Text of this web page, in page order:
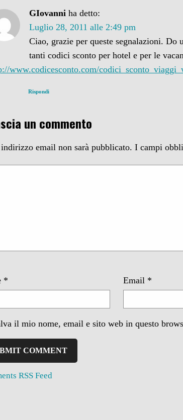
GIovanni ha detto:
Luglio 28, 2011 alle 2:49 pm
Ciao, grazie per queste segnalazioni. Do
tanti codici sconto per hotel e per le
www.codicesconto.com/
Rispondi
un commento
email non sarà pubblicato. I campi
* Email *
il mio nome, email e sito web in questo
RSS Feed